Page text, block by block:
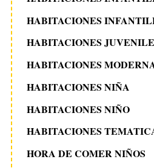
HABITACIONES
HABITACIONES
HABITACIONES
HABITACIONES NIÑA
HABITACIONES NIÑO
HABITACIONES
HORA DE COMER NIÑOS